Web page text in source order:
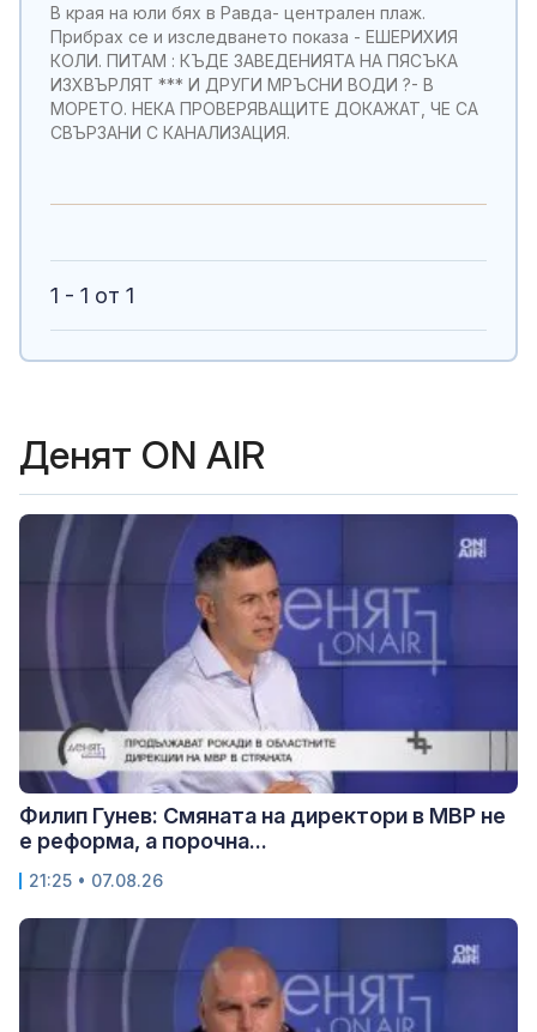
В края на юли бях в Равда- централен плаж.
Прибрах се и изследването показа - ЕШЕРИХИЯ
КОЛИ. ПИТАМ : КЪДЕ ЗАВЕДЕНИЯТА НА ПЯСЪКА
ИЗХВЪРЛЯТ *** И ДРУГИ МРЪСНИ ВОДИ ?- В
МОРЕТО. НЕКА ПРОВЕРЯВАЩИТЕ ДОКАЖАТ, ЧЕ СА
СВЪРЗАНИ С КАНАЛИЗАЦИЯ.
1 - 1 от 1
Денят ON AIR
Филип Гунев: Смяната на директори в МВР не
е реформа, а порочна...
21:25 • 07.08.26